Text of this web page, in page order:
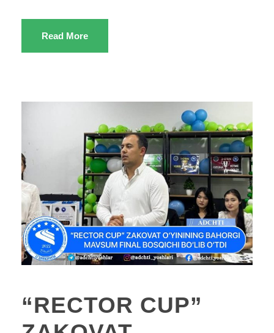
Read More
“RECTOR CUP”